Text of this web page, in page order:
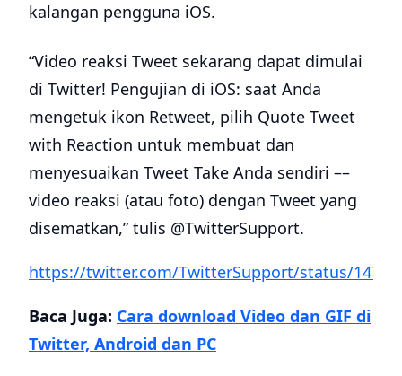
kalangan pengguna iOS.
“Video reaksi Tweet sekarang dapat dimulai
di Twitter! Pengujian di iOS: saat Anda
mengetuk ikon Retweet, pilih Quote Tweet
with Reaction untuk membuat dan
menyesuaikan Tweet Take Anda sendiri ––
video reaksi (atau foto) dengan Tweet yang
disematkan,” tulis @TwitterSupport.
https://twitter.com/TwitterSupport/status/
Baca Juga: Cara download Video dan GIF di
Twitter, Android dan PC